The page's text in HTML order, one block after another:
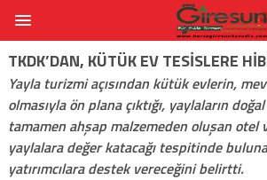
TKDK’DAN, KÜTÜK EV TESISLERE
Yayla turizmi açısından kütük evlerin,
olmasıyla ön plana çıktığı, yaylaların
tamamen ahşap malzemeden oluşan otel
yaylalara değer katacağı tespitinde
yatırımcılara destek vereceğini belirtti.